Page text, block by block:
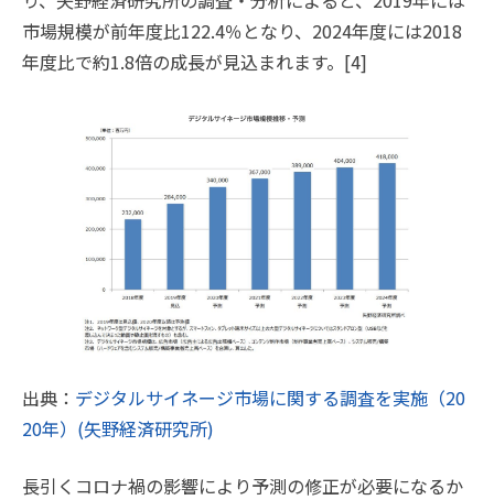
市場規模が前年度比122.4％となり、2024年度には2018
年度比で約1.8倍の成長が見込まれます。[4]
出典： デジタルサイネージ市場に関する調査を実施（20
20年）(矢野経済研究所)
長引くコロナ禍の影響により予測の修正が必要になるか